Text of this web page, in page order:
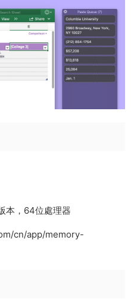
本，64位處理器
cn/app/memory-